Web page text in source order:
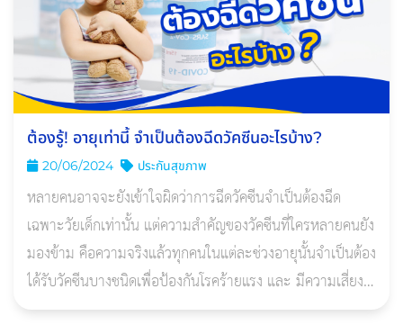
ต้องรู้! อายุเท่านี้ จําเป็นต้องฉีดวัคซีนอะไรบ้าง?
20/06/2024 ประกันสุขภาพ
หลายคนอาจจะยังเข้าใจผิดว่าการฉีดวัคซีนจําเป็นต้องฉีด
เฉพาะวัยเด็กเท่านั้น แต่ความสําคัญของวัคซีนที่ใครหลายคนยัง
มองข้าม คือความจริงแล้วทุกคนในแต่ละช่วงอายุนั้นจำเป็นต้อง
ได้รับวัคซีนบางชนิดเพื่อป้องกันโรคร้ายแรง และ มีความเสี่ยง
ต่อโรคติดต่อต่างกัน